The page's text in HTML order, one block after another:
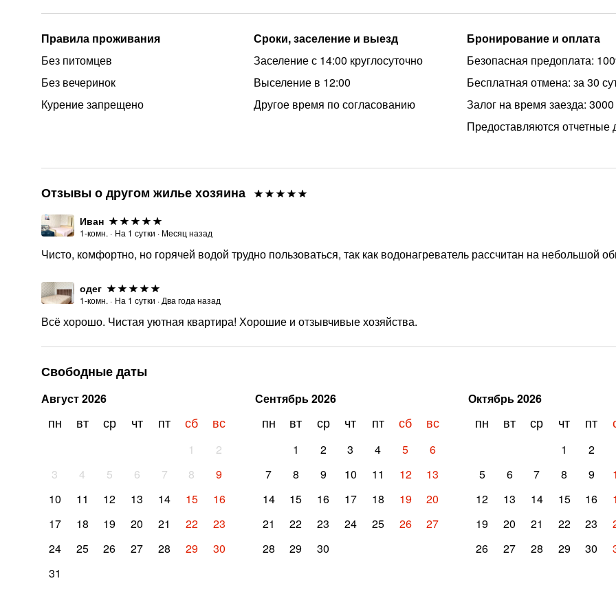
Правила проживания
Без питомцев
Без вечеринок
Курение запрещено
Сроки, заселение и выезд
Заселение с 14:00 круглосуточно
Выселение в 12:00
Другое время по согласованию
Бронирование и оплата
Безопасная предоплата:
Бесплатная отмена: за 30
Залог на время заезда:
Предоставляются отчетные
Свободные даты
Август2026
пн вт ср чт пт сб вс
1
2
3
4 5 6 7 8
9
10
11 12 13 14 15
16
17
18 19 20 21 22
23
24
25 26 27 28 29
30
31
Сентябрь2026
пн вт ср чт пт сб вс
1 2 3 4 5
6
7
8 9 10 11 12
13
14
15 16 17 18 19
20
21
22 23 24 25 26
27
28
29 30
Октябрь2026
пн вт ср чт пт
1 2
5
6 7 8 9
12
13 14 15 16
19
20 21 22 23
26
27 28 29 30
Отзывы о другом жилье хозяина
Иван
1-комн. · На 1 сутки · Месяц назад
Чисто, комфортно, но горячей водой трудно пользоваться, так как водонагреватель рассчитан на небольшой
одег
1-комн. · На 1 сутки · Два года назад
Всё хорошо. Чистая уютная квартира! Хорошие и отзывчивые хозяйства.